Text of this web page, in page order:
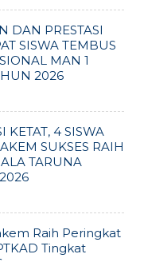
DAN PRESTASI
SISWA TEMBUS
MAN 1
2026
KETAT, 4 SISWA
SUKSES RAIH
TARUNA
Raih Peringkat
Tingkat